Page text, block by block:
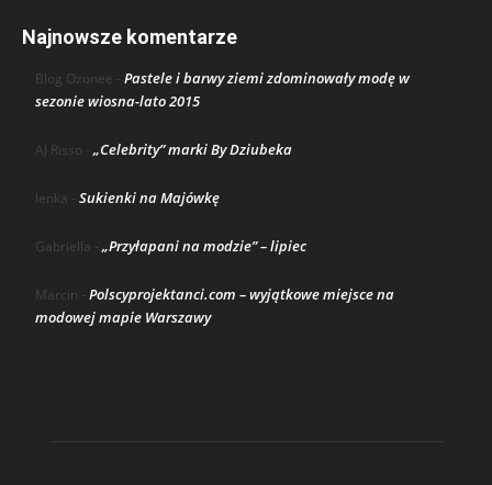
Najnowsze komentarze
Blog Ozonee - Pastele i barwy ziemi zdominowały modę w
sezonie wiosna-lato 2015
AJ Risso - „Celebrity” marki By Dziubeka
lenka - Sukienki na Majówkę
Gabriella - „Przyłapani na modzie” – lipiec
Marcin - Polscyprojektanci.com – wyjątkowe miejsce na
modowej mapie Warszawy